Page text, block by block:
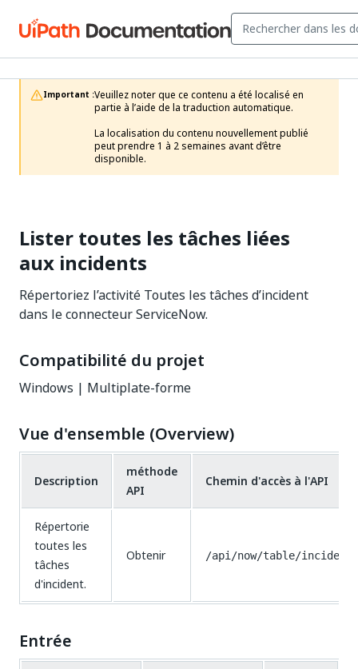
Important :Veuillez noter que ce contenu a été localisé en
partie à l’aide de la traduction automatique.
La localisation du contenu nouvellement publié
peut prendre 1 à 2 semaines avant d’être
disponible.
Lister toutes les tâches liées
aux incidents
Répertoriez l’activité Toutes les tâches d’incident
dans le connecteur ServiceNow.
Compatibilité du projet
Windows | Multiplate-forme
Vue d'ensemble (Overview)
Description
méthode
API
Chemin d'accès à l'API
Répertorie
toutes les
tâches
d'incident.
Obtenir /api/now/table/
Entrée